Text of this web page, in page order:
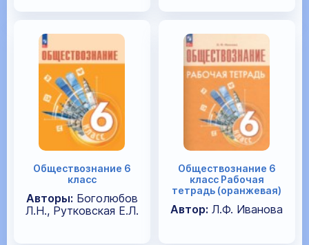
Обществознание 6
класс
Авторы: Боголюбов
Л.Н., Рутковская Е.Л.
Обществознание 6
класс Рабочая
тетрадь (оранжевая)
Автор: Л.Ф. Иванова